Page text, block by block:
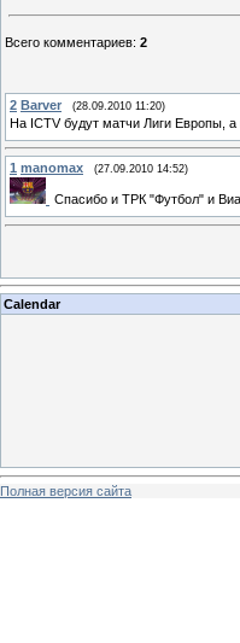
Всего комментариев: 2
2 Barver (28.09.2010 11:20)
На ICTV будут матчи Лиги Европы,
1 manomax (27.09.2010 14:52)
Спасибо и ТРК "Футбол" и
Calendar
Полная версия сайта